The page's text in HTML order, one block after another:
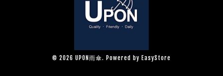
© 2026 UPON雨傘. Powered by EasyStore